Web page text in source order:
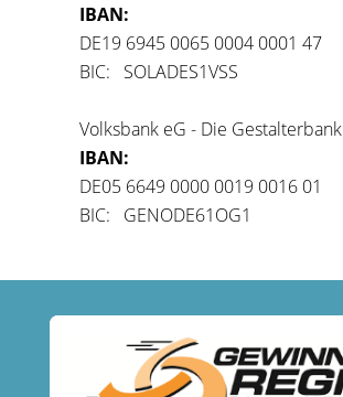
IBAN:
DE19 6945 0065 0004 0001 47
BIC: SOLADES1VSS
Volksbank eG - Die Gestalterbank
IBAN:
DE05 6649 0000 0019 0016 01
BIC: GENODE61OG1